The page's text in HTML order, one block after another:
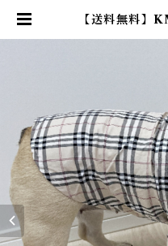
【送料無料】
レンチ